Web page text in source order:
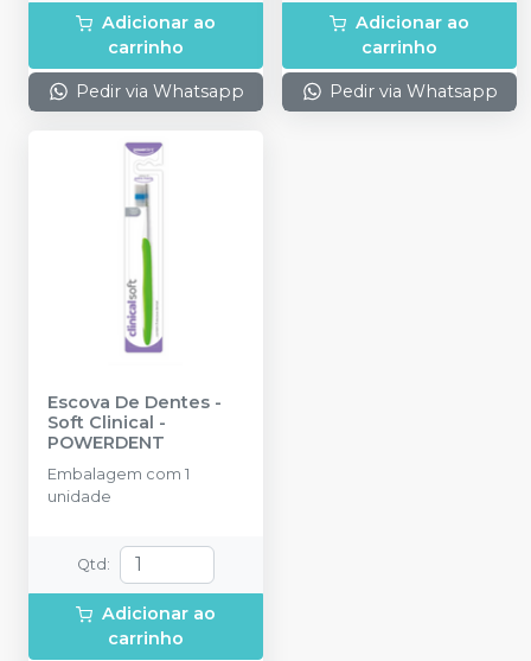
Adicionar ao
carrinho
Pedir via Whatsapp
Adicionar ao
carrinho
Pedir via Whatsapp
Escova De Dentes -
Soft Clinical -
POWERDENT
Embalagem com 1
unidade
Qtd :
Adicionar ao
carrinho